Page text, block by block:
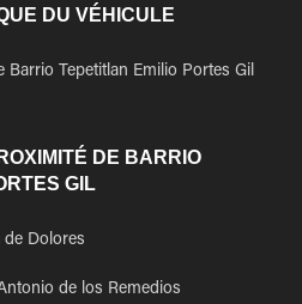
DU VÉHICULE
Tepetitlan Emilio Portes Gil
DE BARRIO
GIL
de Dolores
de los Remedios